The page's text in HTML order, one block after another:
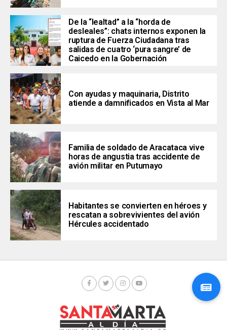
De la “lealtad” a la “horda de
desleales”: chats internos exponen la
ruptura de Fuerza Ciudadana tras
salidas de cuatro ‘pura sangre’ de
Caicedo en la Gobernación
Con ayudas y maquinaria, Distrito
atiende a damnificados en Vista al Mar
Familia de soldado de Aracataca vive
horas de angustia tras accidente de
avión militar en Putumayo
Habitantes se convierten en héroes y
rescatan a sobrevivientes del avión
Hércules accidentado